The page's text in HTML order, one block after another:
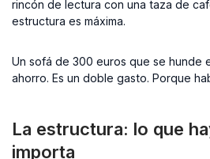
rincón de lectura con una taza de
estructura es máxima.
Un sofá de 300 euros que se hunde
ahorro. Es un doble gasto. Porque
La estructura: lo que
importa